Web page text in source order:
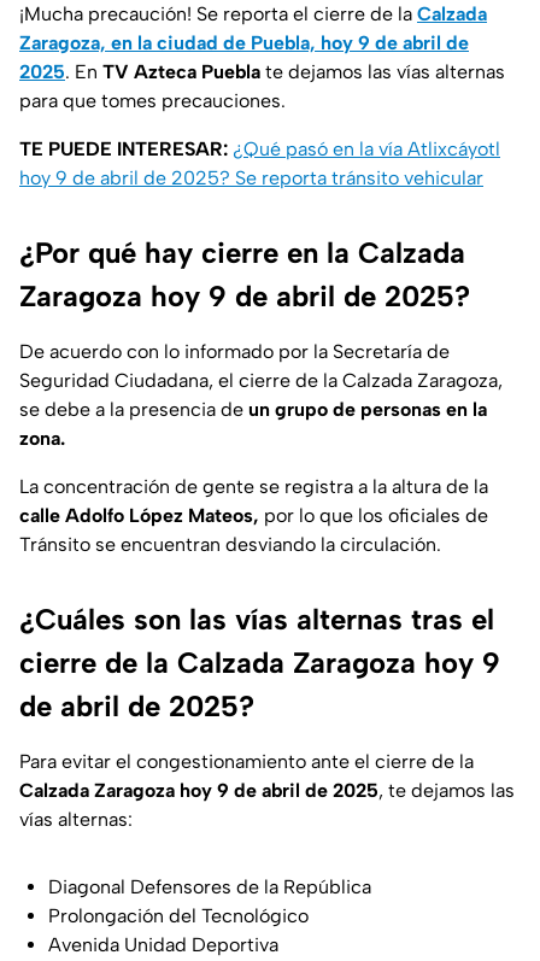
¡Mucha precaución! Se reporta el cierre de la Calzada
Zaragoza, en la ciudad de Puebla, hoy 9 de abril de
2025. En TV Azteca Puebla te dejamos las vías alternas
para que tomes precauciones.
TE PUEDE INTERESAR: ¿Qué pasó en la vía Atlixcáyotl
hoy 9 de abril de 2025? Se reporta tránsito vehicular
¿Por qué hay cierre en la Calzada
Zaragoza hoy 9 de abril de 2025?
De acuerdo con lo informado por la Secretaría de
Seguridad Ciudadana, el cierre de la Calzada Zaragoza,
se debe a la presencia de un grupo de personas en la
zona.
La concentración de gente se registra a la altura de la
calle Adolfo López Mateos, por lo que los oficiales de
Tránsito se encuentran desviando la circulación.
¿Cuáles son las vías alternas tras el
cierre de la Calzada Zaragoza hoy 9
de abril de 2025?
Para evitar el congestionamiento ante el cierre de la
Calzada Zaragoza hoy 9 de abril de 2025, te dejamos las
vías alternas:
Diagonal Defensores de la República
Prolongación del Tecnológico
Avenida Unidad Deportiva